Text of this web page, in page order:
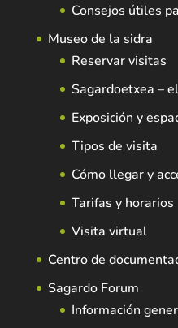
Consejos útiles
Museo de la sidra
Reservar visitas
Sagardoetxea –
Exposición y
Tipos de visita
Cómo llegar y
Tarifas y horarios
Visita virtual
Centro de
Sagardo Forum
Información